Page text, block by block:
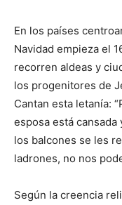
En los países
Navidad empieza el
recorren aldeas y
los progenitores de
Cantan esta letanía:
esposa está cansada
los balcones se les
ladrones, no nos
Según la creencia